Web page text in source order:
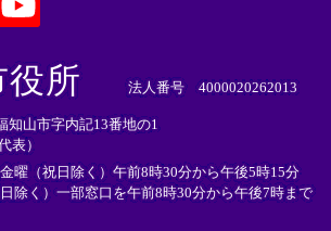
外
部役所 法人番号 4000020262013
山市字内記13番地の1
表）
曜（祝日除く）午前8時30分から午後5時15分
除く）一部窓口を午前8時30分から午後7時まで